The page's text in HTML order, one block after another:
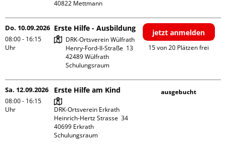
Do. 10.09.2026
08:00 - 16:15
Uhr
Erste Hilfe - Ausbildung
DRK-Ortsverein Wülfrath
Henry-Ford-II-Straße  13
42489 Wülfrath
Schulungsraum
jetzt anmelden
15 von 20 Plätzen frei
Sa. 12.09.2026
08:00 - 16:15
Uhr
Erste Hilfe am Kind
DRK-Ortsverein Erkrath
Heinrich-Hertz Strasse  34
40699 Erkrath
Schulungsraum
ausgebucht